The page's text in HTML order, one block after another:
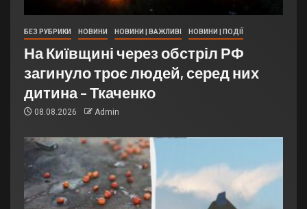
БЕЗ РУБРИКИ НОВИНИ НОВИНИ | ВАЖЛИВІ НОВИНИ | ПОДІЇ
На Київщині через обстріл РФ
загинуло троє людей, серед них
дитина – Ткаченко
08.08.2026 Admin